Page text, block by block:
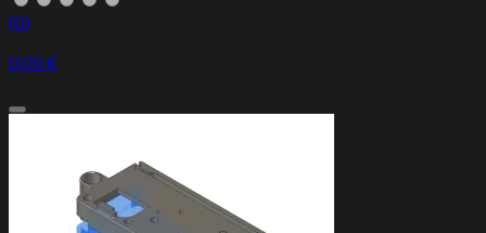
Centro de Ayuda
(0)
0,00 €